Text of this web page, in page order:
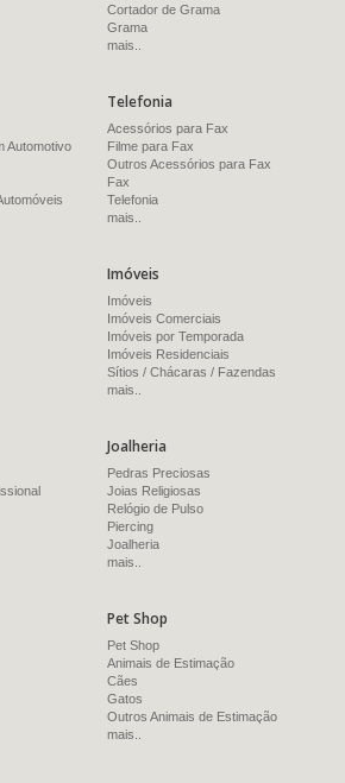
Cortador de Grama
Grama
mais..
Automotivo
Telefonia
Acessórios para Fax
Filme para Fax
Outros Acessórios para Fax
Fax
Telefonia
mais..
Imóveis
Imóveis
Imóveis Comerciais
Imóveis por Temporada
Imóveis Residenciais
Sítios / Chácaras / Fazendas
mais..
Joalheria
Pedras Preciosas
Joias Religiosas
Relógio de Pulso
Piercing
Joalheria
mais..
Pet Shop
Pet Shop
Animais de Estimação
Cães
Gatos
Outros Animais de Estimação
mais..